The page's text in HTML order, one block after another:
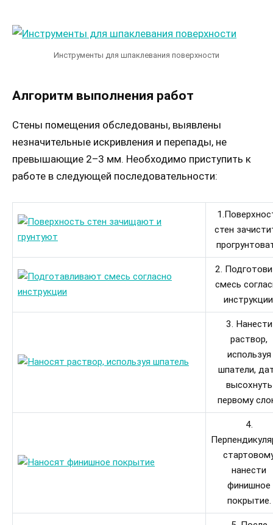
Инструменты для шпаклевания поверхности
Алгоритм выполнения работ
Стены помещения обследованы, выявлены
незначительные искривления и перепады, не
превышающие 2–3 мм. Необходимо приступить к
работе в следующей последовательности:
стен
2.
смесь
3. Нанести
раствор,
используя
шпатели,
высохнуть
первому
4.
нанести
финишное
покрытие.